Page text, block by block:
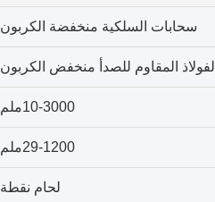
سحابات السلكية منخفضة الكربون
الفولاذ المقاوم للصدأ منخفض الكربون
10-3000ملم
29-1200ملم
لحام نقطة